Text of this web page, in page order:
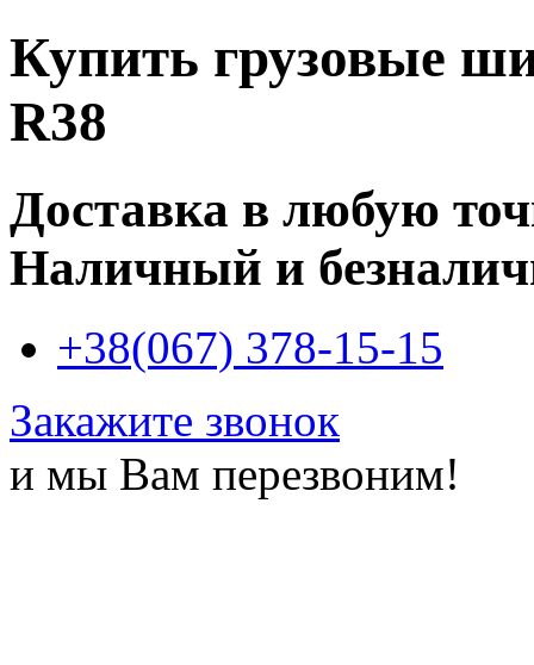
Купить грузовые
R38
Доставка в любую
Наличный и
+38(067) 378-15-15
Закажите звонок
и мы Вам перезвоним!